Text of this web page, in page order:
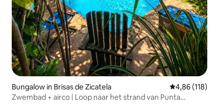
Bungalow in Brisas de Zicatela Gemiddelde
4,86 (118)
Zwembad + airco | Loop naar het strand van Punta